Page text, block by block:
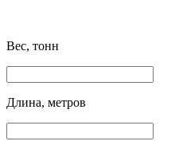
Вес, тонн
Длина, метров